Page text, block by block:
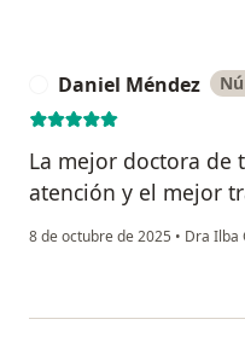
Daniel Méndez
La mejor doctora de
atención y el mejor
8 de octubre de 2025 • Dra Ilba